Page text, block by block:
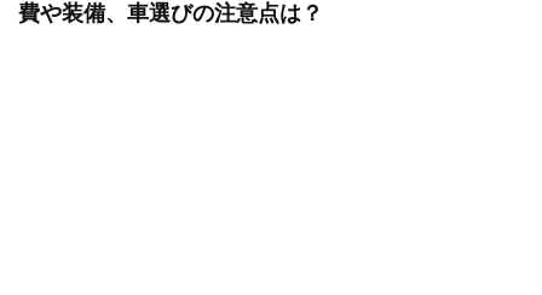
費や装備、車選びの注意点は？